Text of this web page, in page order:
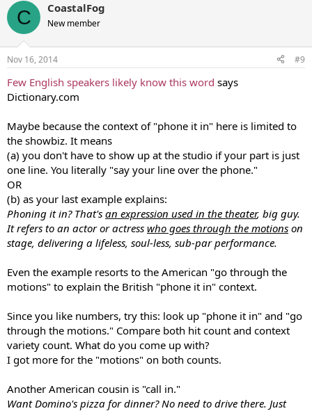
C CoastalFog
New member
Nov 16, 2014 #9
Few English speakers likely know this word says
Dictionary.com
Maybe because the context of "phone it in" here is limited to
the showbiz. It means
(a) you don't have to show up at the studio if your part is just
one line. You literally "say your line over the phone."
OR
(b) as your last example explains:
Phoning it in? That's an expression used in the theater, big guy.
It refers to an actor or actress who goes through the motions on
stage, delivering a lifeless, soul-less, sub-par performance.
Even the example resorts to the American "go through the
motions" to explain the British "phone it in" context.
Since you like numbers, try this: look up "phone it in" and "go
through the motions." Compare both hit count and context
variety count. What do you come up with?
I got more for the "motions" on both counts.
Another American cousin is "call in."
Want Domino's pizza for dinner? No need to drive there. Just